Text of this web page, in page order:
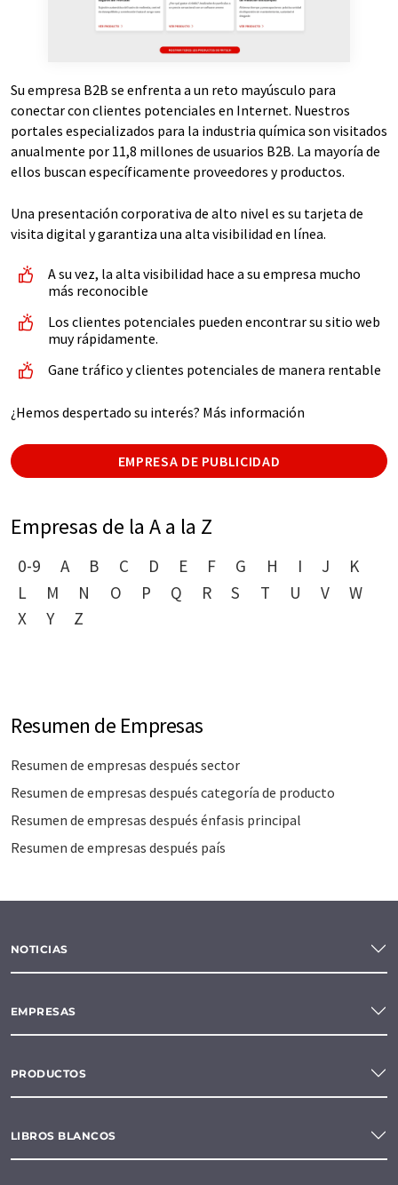
Su empresa B2B se enfrenta a un reto mayúsculo para
conectar con clientes potenciales en Internet. Nuestros
portales especializados para la industria química son visitados
anualmente por 11,8 millones de usuarios B2B. La mayoría de
ellos buscan específicamente proveedores y productos.
Una presentación corporativa de alto nivel es su tarjeta de
visita digital y garantiza una alta visibilidad en línea.
A su vez, la alta visibilidad hace a su empresa mucho
más reconocible
Los clientes potenciales pueden encontrar su sitio web
muy rápidamente.
Gane tráfico y clientes potenciales de manera rentable
¿Hemos despertado su interés? Más información
EMPRESA DE PUBLICIDAD
Empresas de la A a la Z
0-9 A B C D E F G H I J
K
L
M N O P Q R S T U V
W
X
Y Z
Resumen de Empresas
Resumen de empresas después sector
Resumen de empresas después categoría de producto
Resumen de empresas después énfasis principal
Resumen de empresas después país
NOTICIAS
EMPRESAS
PRODUCTOS
LIBROS BLANCOS